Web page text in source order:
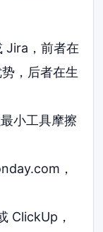
Jira，前者在
，后者在生
小工具摩擦
，
ClickUp，